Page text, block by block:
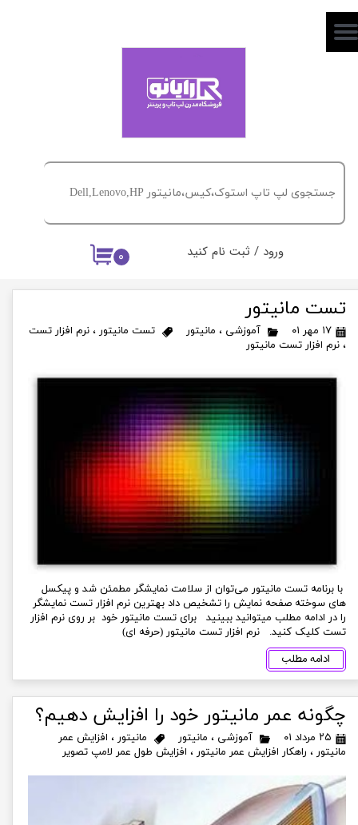
۰ ورود / ثبت نام کنید
حساب کاربری من
خروج از حساب کاربری
تست مانیتور
۱۷ مهر ۰۱ آموزشی ، مانیتور تست مانیتور ، نرم افزار تست
، نرم افزار تست مانیتور
با برنامه تست مانیتور می‌توان از سلامت نمایشگر مطمئن شد و پیکسل
های سوخته صفحه نمایش را تشخیص داد بهترین نرم افزار تست نمایشگر
را در ادامه مطلب میتوانید ببینید برای تست مانیتور خود بر روی نرم افزار
تست کلیک کنید. نرم افزار تست مانیتور (حرفه ای)
ادامه مطلب
چگونه عمر مانیتور خود را افزایش دهیم؟
۲۵ مرداد ۰۱ آموزشی ، مانیتور مانیتور ، افزایش عمر
مانیتور ، راهکار افزایش عمر مانیتور ، افزایش طول عمر لامپ تصویر